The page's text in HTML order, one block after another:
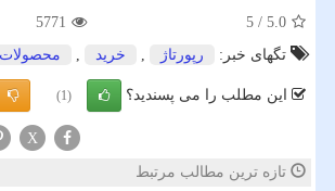
5.0
/
5
5771
تگهای خبر:
رپورتاژ , خرید , محصولات
این مطلب را می پسندید؟ (1)
X
تازه ترین مطالب مرتبط